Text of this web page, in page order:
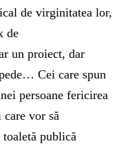
de virginitatea lor,
de
un proiect, dar
Cei care spun
persoane fericirea
care vor să
publică